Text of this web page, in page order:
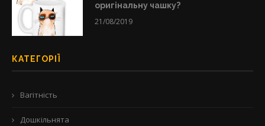
оригінальну чашку?
21/08/2019
КАТЕГОРІЇ
Вагітність
Дошкільнята